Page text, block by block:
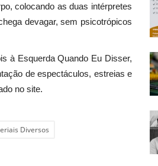
colocando as duas intérpretes
devagar, sem psicotrópicos
à Esquerda Quando Eu Disser,
de espectáculos, estreias e
no site.
Diversos